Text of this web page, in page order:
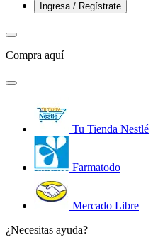
Ingresa / Regístrate
Compra aquí
Tu Tienda Nestlé
Farmatodo
Mercado Libre
¿Necesitas ayuda?